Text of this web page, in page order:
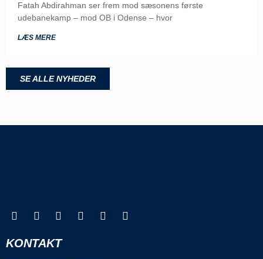
Fatah Abdirahman ser frem mod sæsonens første
udebanekamp – mod OB i Odense – hvor
LÆS MERE
SE ALLE NYHEDER
KONTAKT